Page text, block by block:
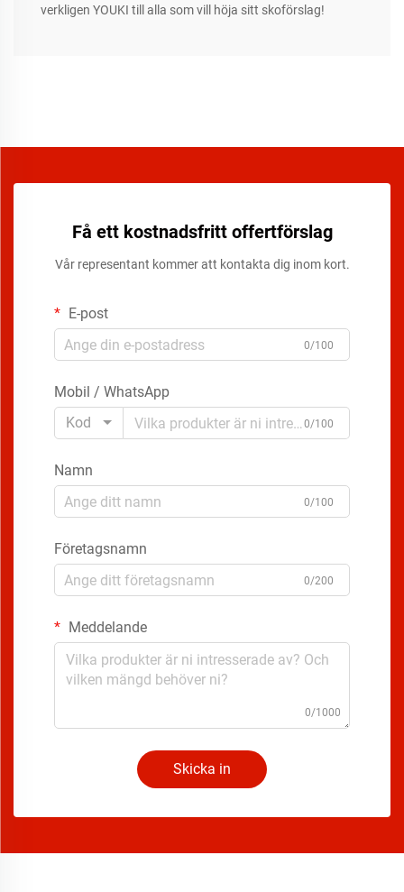
verkligen YOUKI till alla som vill höja sitt skoförslag!
Få ett kostnadsfritt offertförslag
Vår representant kommer att kontakta dig inom kort.
E-post
0/100
Mobil / WhatsApp
Kod
0/100
Namn
0/100
Företagsnamn
0/200
Meddelande
0/1000
Skicka in